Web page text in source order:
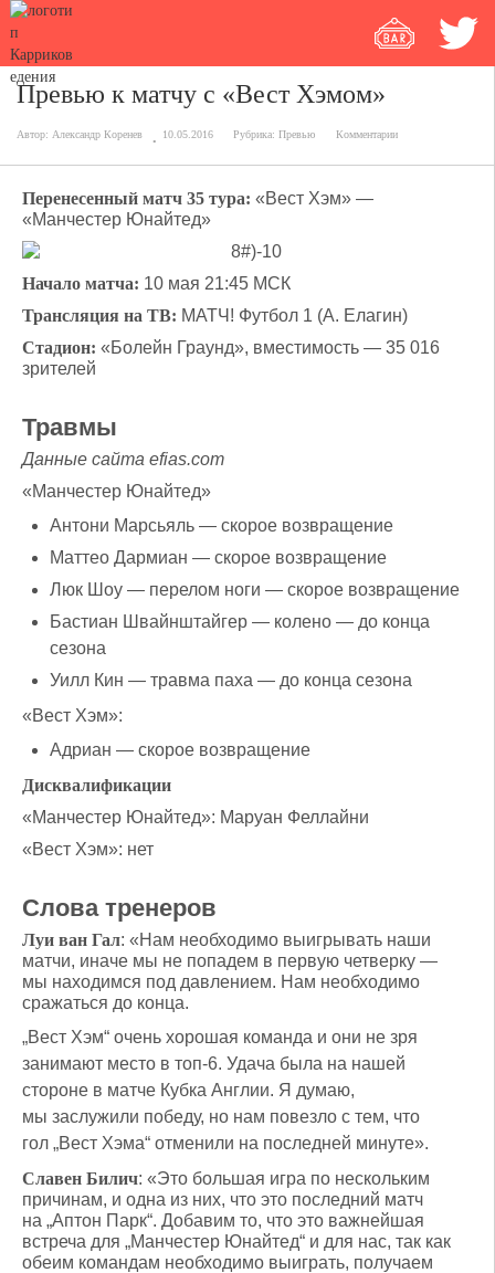
Превью к матчу с «Вест Хэмом»
Автор: Александр Коренев 10.05.2016 Рубрика: Превью Комментарии
Перенесенный матч 35 тура: «Вест Хэм» —
«Манчестер Юнайтед»
Начало матча: 10 мая 21:45 МСК
Трансляция на ТВ: МАТЧ! Футбол 1 (А. Елагин)
Стадион: «Болейн Граунд», вместимость — 35 016
зрителей
Травмы
Данные сайта efias.com
«Манчестер Юнайтед»
Антони Марсьяль — скорое возвращение
Маттео Дармиан — скорое возвращение
Люк Шоу — перелом ноги — скорое возвращение
Бастиан Швайнштайгер — колено — до конца
сезона
Уилл Кин — травма паха — до конца сезона
«Вест Хэм»:
Адриан — скорое возвращение
Дисквалификации
«Манчестер Юнайтед»: Маруан Феллайни
«Вест Хэм»: нет
Слова тренеров
Луи ван Гал: «Нам необходимо выигрывать наши
матчи, иначе мы не попадем в первую четверку —
мы находимся под давлением. Нам необходимо
сражаться до конца.
„Вест Хэм“ очень хорошая команда и они не зря
занимают место в топ-6. Удача была на нашей
стороне в матче Кубка Англии. Я думаю,
мы заслужили победу, но нам повезло с тем, что
гол „Вест Хэма“ отменили на последней минуте».
Славен Билич: «Это большая игра по нескольким
причинам, и одна из них, что это последний матч
на „Аптон Парк“. Добавим то, что это важнейшая
встреча для „Манчестер Юнайтед“ и для нас, так как
обеим командам необходимо выиграть, получаем